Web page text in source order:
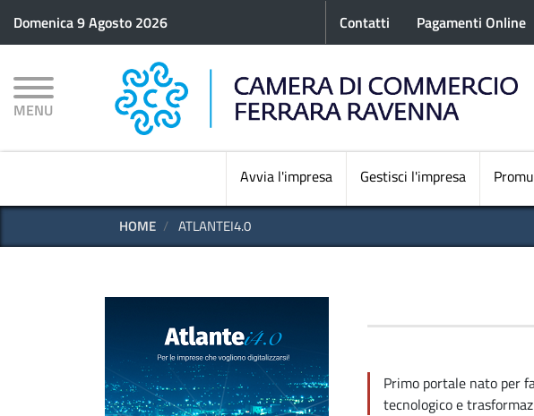
Domenica 9 Agosto 2026 Menu profilo utente
Contatti Pagamenti Online
MENU
Avvia l'impresa Gestisci l'impresa
HOME ATLANTEI4.0
Primo portale nato per
tecnologico e